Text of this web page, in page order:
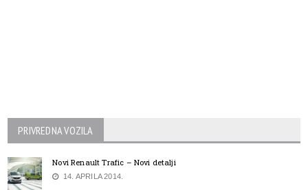
PRIVREDNA VOZILA
Novi Renault Trafic – Novi detalji
14. APRILA 2014.